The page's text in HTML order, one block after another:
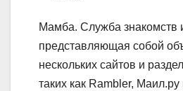
Мамба. Служба знакомств
представляющая собой
нескольких сайтов и
таких как Rambler, Маил.ру